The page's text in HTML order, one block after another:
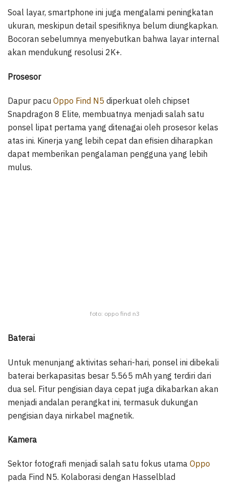
Soal layar, smartphone ini juga mengalami peningkatan
ukuran, meskipun detail spesifiknya belum diungkapkan.
Bocoran sebelumnya menyebutkan bahwa layar internal
akan mendukung resolusi 2K+.
Prosesor
Dapur pacu Oppo Find N5 diperkuat oleh chipset
Snapdragon 8 Elite, membuatnya menjadi salah satu
ponsel lipat pertama yang ditenagai oleh prosesor kelas
atas ini. Kinerja yang lebih cepat dan efisien diharapkan
dapat memberikan pengalaman pengguna yang lebih
mulus.
foto: oppo find n3
Baterai
Untuk menunjang aktivitas sehari-hari, ponsel ini dibekali
baterai berkapasitas besar 5.565 mAh yang terdiri dari
dua sel. Fitur pengisian daya cepat juga dikabarkan akan
menjadi andalan perangkat ini, termasuk dukungan
pengisian daya nirkabel magnetik.
Kamera
Sektor fotografi menjadi salah satu fokus utama Oppo
pada Find N5. Kolaborasi dengan Hasselblad